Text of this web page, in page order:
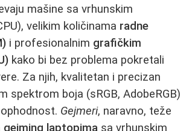
mašine sa vrhunskim
velikim količinama radne
i profesionalnim grafičkim
kako bi bez problema pokretali
Za njih, kvalitetan i precizan
spektrom boja (sRGB, AdobeRGB)
Gejmeri, naravno, teže
gejming laptopima sa vrhunskim